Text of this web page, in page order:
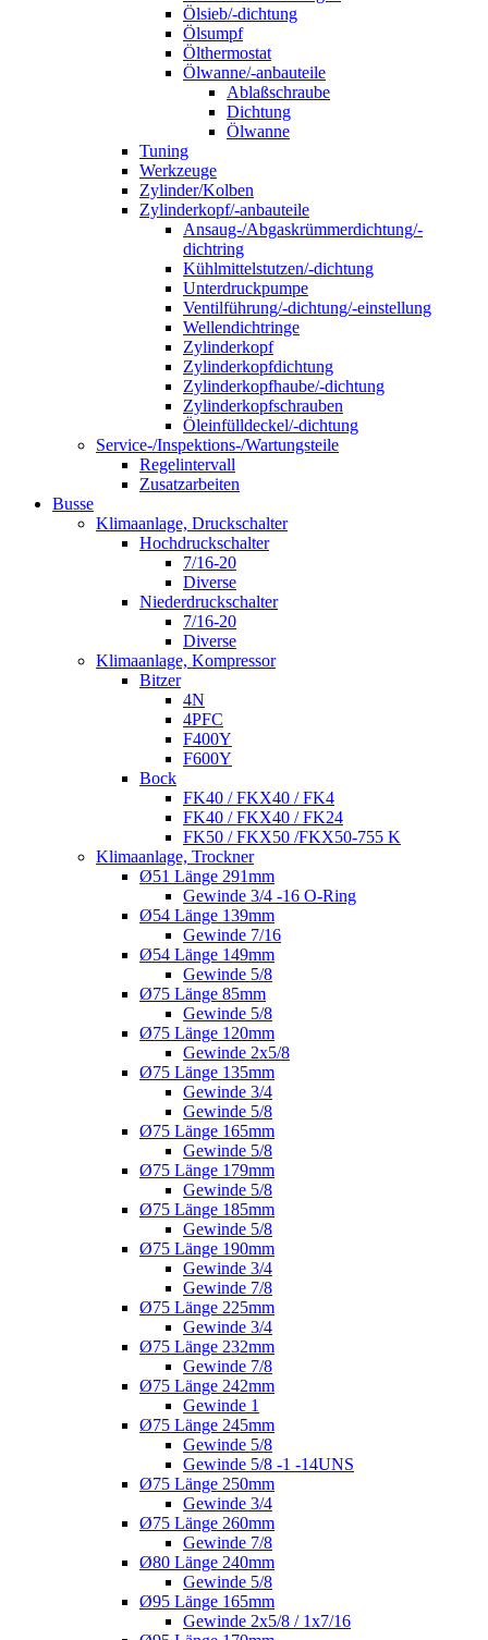
Ölsieb/-dichtung
Ölsumpf
Ölthermostat
Ölwanne/-anbauteile
Ablaßschraube
Dichtung
Ölwanne
Tuning
Werkzeuge
Zylinder/Kolben
Zylinderkopf/-anbauteile
Ansaug-/Abgaskrümmerdichtung/-
dichtring
Kühlmittelstutzen/-dichtung
Unterdruckpumpe
Ventilführung/-dichtung/-einstellung
Wellendichtringe
Zylinderkopf
Zylinderkopfdichtung
Zylinderkopfhaube/-dichtung
Zylinderkopfschrauben
Öleinfülldeckel/-dichtung
Service-/Inspektions-/Wartungsteile
Regelintervall
Zusatzarbeiten
Busse
Klimaanlage, Druckschalter
Hochdruckschalter
7/16-20
Diverse
Niederdruckschalter
7/16-20
Diverse
Klimaanlage, Kompressor
Bitzer
4N
4PFC
F400Y
F600Y
Bock
FK40 / FKX40 / FK4
FK40 / FKX40 / FK24
FK50 / FKX50 /FKX50-755 K
Klimaanlage, Trockner
Ø51 Länge 291mm
Gewinde 3/4 -16 O-Ring
Ø54 Länge 139mm
Gewinde 7/16
Ø54 Länge 149mm
Gewinde 5/8
Ø75 Länge 85mm
Gewinde 5/8
Ø75 Länge 120mm
Gewinde 2x5/8
Ø75 Länge 135mm
Gewinde 3/4
Gewinde 5/8
Ø75 Länge 165mm
Gewinde 5/8
Ø75 Länge 179mm
Gewinde 5/8
Ø75 Länge 185mm
Gewinde 5/8
Ø75 Länge 190mm
Gewinde 3/4
Gewinde 7/8
Ø75 Länge 225mm
Gewinde 3/4
Ø75 Länge 232mm
Gewinde 7/8
Ø75 Länge 242mm
Gewinde 1
Ø75 Länge 245mm
Gewinde 5/8
Gewinde 5/8 -1 -14UNS
Ø75 Länge 250mm
Gewinde 3/4
Ø75 Länge 260mm
Gewinde 7/8
Ø80 Länge 240mm
Gewinde 5/8
Ø95 Länge 165mm
Gewinde 2x5/8 / 1x7/16